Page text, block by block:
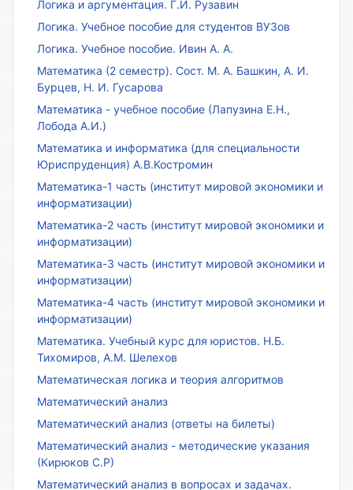
Логика и аргументация. Г.И. Рузавин
Логика. Учебное пособие для студентов ВУЗов
Логика. Учебное пособие. Ивин А. А.
Математика (2 семестр). Сост. М. А. Башкин, А. И.
Бурцев, Н. И. Гусарова
Математика - учебное пособие (Лапузина Е.Н.,
Лобода А.И.)
Математика и информатика (для специальности
Юриспруденция) А.В.Костромин
Математика-1 часть (институт мировой экономики и
информатизации)
Математика-2 часть (институт мировой экономики и
информатизации)
Математика-3 часть (институт мировой экономики и
информатизации)
Математика-4 часть (институт мировой экономики и
информатизации)
Математика. Учебный курс для юристов. Н.Б.
Тихомиров, А.М. Шелехов
Математическая логика и теория алгоритмов
Математический анализ
Математический анализ (ответы на билеты)
Математический анализ - методические указания
(Кирюков С.Р)
Математический анализ в вопросах и задачах.